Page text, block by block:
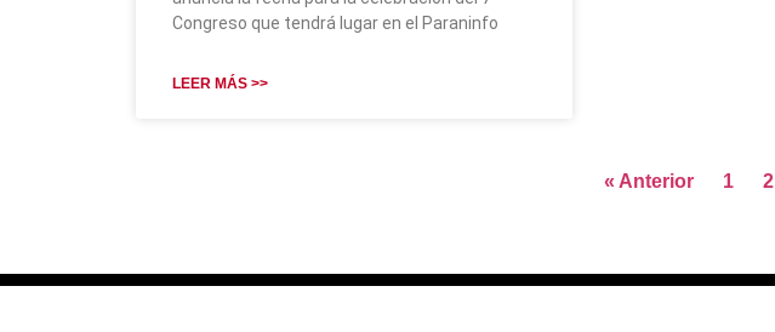
Congreso que tendrá lugar en el Paraninfo
LEER MÁS >>
« Anterior 1 2